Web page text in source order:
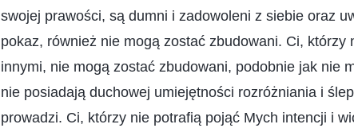
swojej prawości, są dumni i zadowoleni z siebie oraz
pokaz, również nie mogą zostać zbudowani. Ci, którzy
innymi, nie mogą zostać zbudowani, podobnie jak nie
nie posiadają duchowej umiejętności rozróżniania i
prowadzi. Ci, którzy nie potrafią pojąć Mych intencji i